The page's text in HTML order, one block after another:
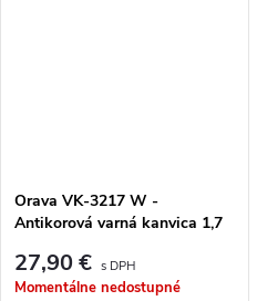
Orava VK-3217 W -
Antikorová varná kanvica 1,7
27,90 €
Momentálne nedostupné